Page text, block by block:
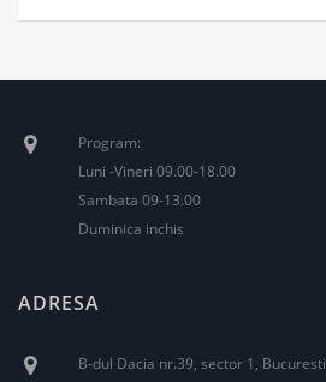
Program:
Luni -Vineri 09.00-18.00
Sambata 09-13.00
Duminica inchis
ADRESA
B-dul Dacia nr.39, sector 1, Bucuresti